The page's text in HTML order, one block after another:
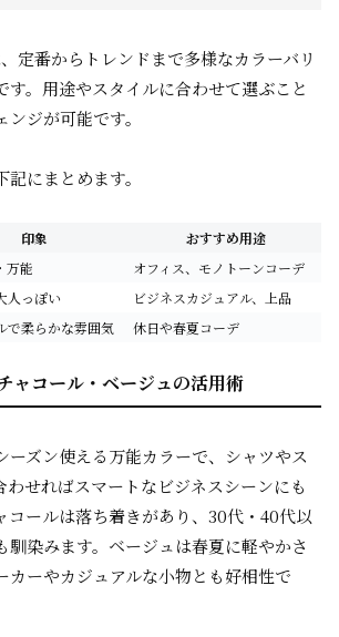
定番からトレンドまで多様なカラーバリ
す。用途やスタイルに合わせて選ぶこと
ジが可能です。
にまとめます。
印象
おすすめ用途
万能
オフィス、モノトーンコーデ
人っぽい
ビジネスカジュアル、上品
で柔らかな雰囲気 休日や春夏コーデ
ャコール・ベージュの活用術
ーズン使える万能カラーで、シャツやス
わせればスマートなビジネスシーンにも
コールは落ち着きがあり、30代・40代以
馴染みます。ベージュは春夏に軽やかさ
カーやカジュアルな小物とも好相性で